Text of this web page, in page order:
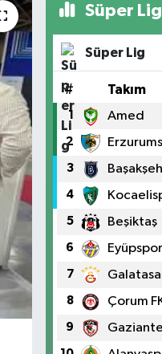
Süper
Süper Lig
# Takım
1 Amed
2
3
4
5 Beşiktaş
6 Eyüpspor
7
8 Çorum
9